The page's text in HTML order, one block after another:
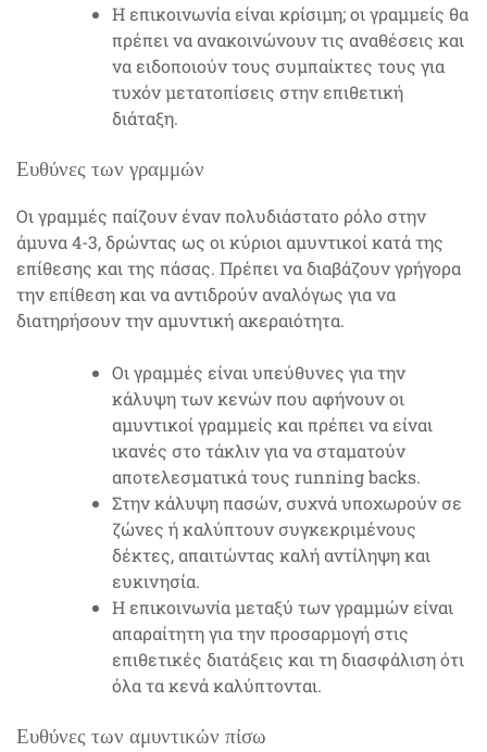
Η επικοινωνία είναι κρίσιμη; οι γραμμείς θα
πρέπει να ανακοινώνουν τις αναθέσεις και
να ειδοποιούν τους συμπαίκτες τους για
τυχόν μετατοπίσεις στην επιθετική
διάταξη.
Ευθύνες των γραμμών
Οι γραμμές παίζουν έναν πολυδιάστατο ρόλο στην
άμυνα 4-3, δρώντας ως οι κύριοι αμυντικοί κατά της
επίθεσης και της πάσας. Πρέπει να διαβάζουν γρήγορα
την επίθεση και να αντιδρούν αναλόγως για να
διατηρήσουν την αμυντική ακεραιότητα.
Οι γραμμές είναι υπεύθυνες για την
κάλυψη των κενών που αφήνουν οι
αμυντικοί γραμμείς και πρέπει να είναι
ικανές στο τάκλιν για να σταματούν
αποτελεσματικά τους running backs.
Στην κάλυψη πασών, συχνά υποχωρούν σε
ζώνες ή καλύπτουν συγκεκριμένους
δέκτες, απαιτώντας καλή αντίληψη και
ευκινησία.
Η επικοινωνία μεταξύ των γραμμών είναι
απαραίτητη για την προσαρμογή στις
επιθετικές διατάξεις και τη διασφάλιση ότι
όλα τα κενά καλύπτονται.
Ευθύνες των αμυντικών πίσω